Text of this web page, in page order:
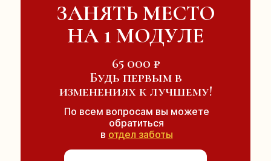
По всем вопросам вы можете
обратиться
в отдел заботы
65 000 ₽
Будь первым в
изменениях к лучшему!
ЗАНЯТЬ МЕСТО
НА 1 МОДУЛЕ